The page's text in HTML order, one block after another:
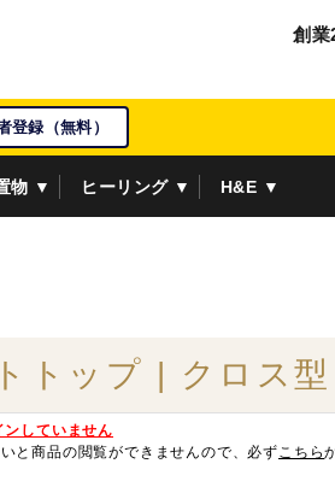
創業
登録（無料）
物 ▼ ヒーリング ▼ H&E ▼
トップ | クロス型
ンしていません
と商品の閲覧ができませんので、必ずこちら